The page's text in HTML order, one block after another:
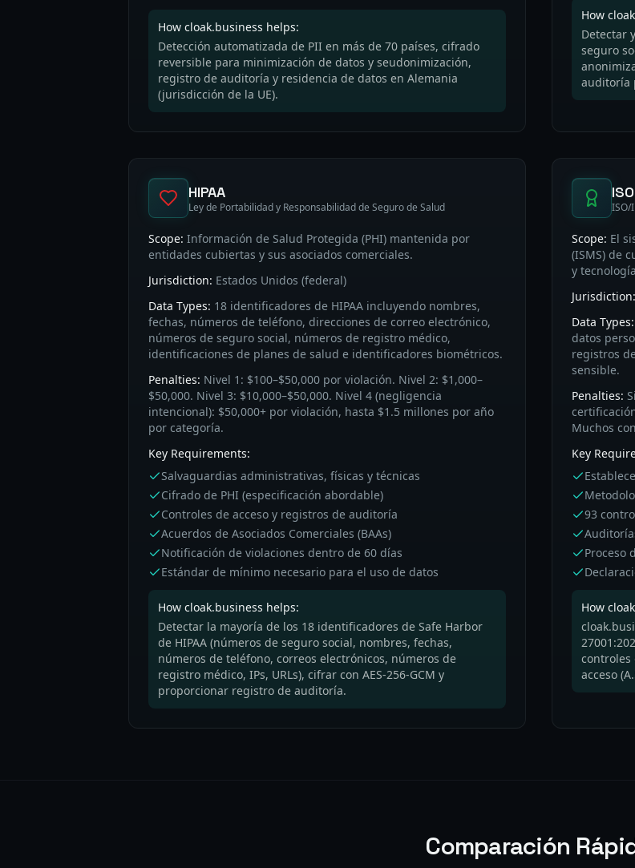
How cloak.business helps:
Detección automatizada de PII en más de 70 países, cifrado
reversible para minimización de datos y seudonimización,
registro de auditoría y residencia de datos en Alemania
(jurisdicción de la UE).
How
Detectar
seguro
auditoría
HIPAA
Ley de Portabilidad y Responsabilidad de Seguro de Salud
Scope: Información de Salud Protegida (PHI) mantenida por
entidades cubiertas y sus asociados comerciales.
Jurisdiction: Estados Unidos (federal)
Data Types: 18 identificadores de HIPAA incluyendo nombres,
fechas, números de teléfono, direcciones de correo electrónico,
números de seguro social, números de registro médico,
identificaciones de planes de salud e identificadores biométricos.
Penalties: Nivel 1: $100–$50,000 por violación. Nivel 2: $1,000–
$50,000. Nivel 3: $10,000–$50,000. Nivel 4 (negligencia
intencional): $50,000+ por violación, hasta $1.5 millones por año
por categoría.
Key Requirements:
Salvaguardias administrativas, físicas y técnicas
Cifrado de PHI (especificación abordable)
Controles de acceso y registros de auditoría
Acuerdos de Asociados Comerciales (BAAs)
Notificación de violaciones dentro de 60 días
Estándar de mínimo necesario para el uso de datos
How cloak.business helps:
Detectar la mayoría de los 18 identificadores de Safe Harbor
de HIPAA (números de seguro social, nombres, fechas,
números de teléfono, correos electrónicos, números de
registro médico, IPs, URLs), cifrar con AES-256-GCM y
proporcionar registro de auditoría.
ISO/
Scope: El
(ISMS) de
y
Jurisdiction:
Data Types:
datos
registros
sensible.
Penalties:
Muchos
Key
93
Proceso
How
controles
acceso
Comparación